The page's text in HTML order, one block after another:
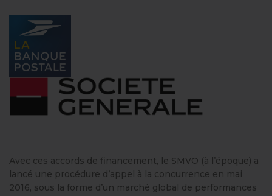
Avec ces accords de financement, le SMVO (à l’époque) a
lancé une procédure d’appel à la concurrence en mai
2016, sous la forme d’un marché global de performances